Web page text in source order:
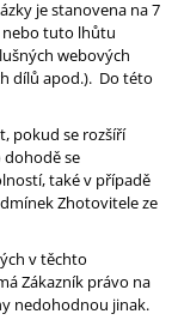
je stanovena na 7
nebo tuto lhůtu
webových
dílů apod.). Do této
pokud se rozšíří
dohodě se
také v případě
Zhotovitele ze
v těchto
Zákazník právo na
nedohodnou jinak.